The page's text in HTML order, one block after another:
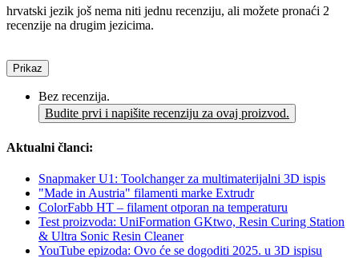
hrvatski jezik još nema niti jednu recenziju, ali možete pronaći 2
recenzije na drugim jezicima.
Prikaz
Bez recenzija.
Budite prvi i napišite recenziju za ovaj proizvod.
Aktualni članci:
Snapmaker U1: Toolchanger za multimaterijalni 3D ispis
"Made in Austria" filamenti marke Extrudr
ColorFabb HT – filament otporan na temperaturu
Test proizvoda: UniFormation GKtwo, Resin Curing Station
& Ultra Sonic Resin Cleaner
YouTube epizoda: Ovo će se dogoditi 2025. u 3D ispisu